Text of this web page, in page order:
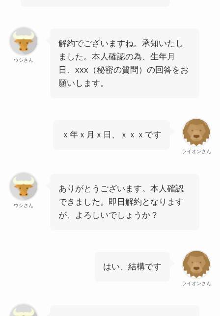
ウシさん
解約でございますね。承知いたし
ました。本人確認の為、生年月
日、xxx（秘密の質問）の回答をお
願いします。
ライオンさん
ｘ年ｘ月ｘ日、ｘｘｘです
ウシさん
ありがとうございます。本人確認
できました。即日解約となります
が、よろしいでしょうか？
ライオンさん
はい、結構です